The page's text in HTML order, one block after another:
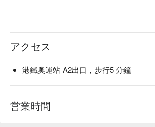
アクセス
港鐵奧運站 A2出口，步行5 分鐘
営業時間